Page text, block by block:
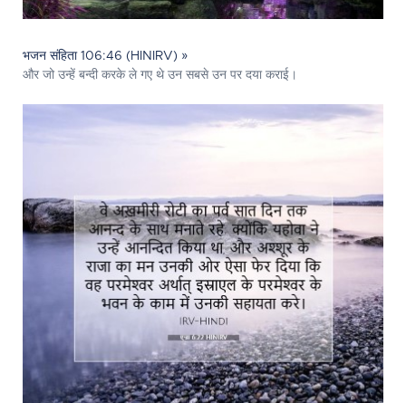
भजन संहिता 106:46 (HINIRV) »
और जो उन्हें बन्दी करके ले गए थे उन सबसे उन पर दया कराई।